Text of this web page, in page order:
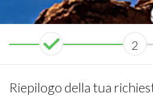
2
Riepilogo della tua